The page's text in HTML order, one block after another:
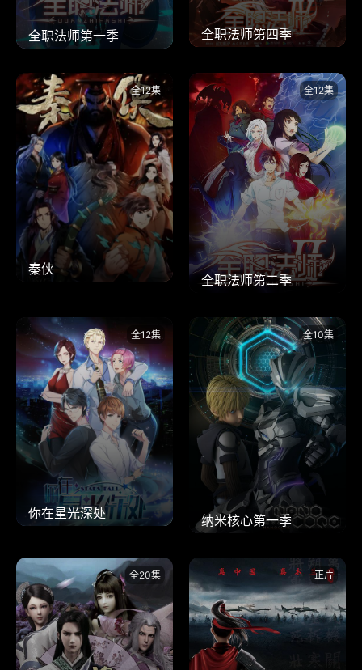
全职法师第一季 全职法师第四季
全12集
秦侠
全12集
全职法师第二季
全12集
你在星光深处
全10集
纳米核心第一季
全20集 正片